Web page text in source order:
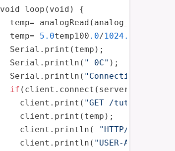
void loop(void) {
temp= analogRead(analog_pin);
temp= 5.0temp100 .0/1024.0
Serial. print (temp);
Serial. println ( " 0C" );
Serial. println ( "Connecting..."
if (client.connect(server,
client. print ( "GET /tutoiot/
client. print (temp);
client. println ( "HTTP/1.0"
client. println ( "USER-Agent: